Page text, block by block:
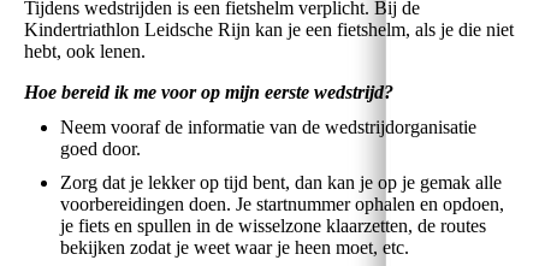
Tijdens wedstrijden is een fietshelm verplicht. Bij de
Kindertriathlon Leidsche Rijn kan je een fietshelm, als je die niet
hebt, ook lenen.
Hoe bereid ik me voor op mijn eerste wedstrijd?
Neem vooraf de informatie van de wedstrijdorganisatie
goed door.
Zorg dat je lekker op tijd bent, dan kan je op je gemak alle
voorbereidingen doen. Je startnummer ophalen en opdoen,
je fiets en spullen in de wisselzone klaarzetten, de routes
bekijken zodat je weet waar je heen moet, etc.